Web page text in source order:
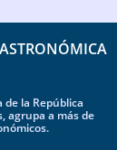
la República
agrupa a más de